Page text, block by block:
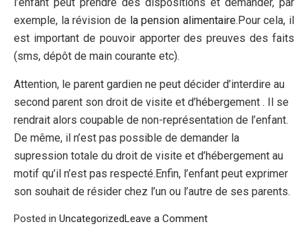
exemple, la révision de la pension alimentaire.Pour cela, il
est important de pouvoir apporter des preuves des faits
(sms, dépôt de main courante etc).
Attention, le parent gardien ne peut décider d’interdire au
second parent son droit de visite et d’hébergement . Il se
rendrait alors coupable de non-représentation de l’enfant.
De même, il n’est pas possible de demander la
supression totale du droit de visite et d’hébergement au
motif qu’il n’est pas respecté.Enfin, l’enfant peut exprimer
son souhait de résider chez l’un ou l’autre de ses parents.
Posted in UncategorizedLeave a Commenton